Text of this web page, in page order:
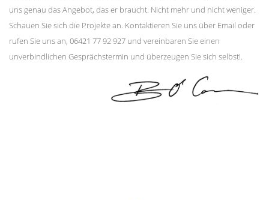
uns genau das Angebot, das er braucht. Nicht mehr und nicht weniger.
Schauen Sie sich die Projekte an. Kontaktieren Sie uns über Email oder
rufen Sie uns an, 06421 77 92 927 und vereinbaren Sie einen
unverbindlichen Gesprächstermin und überzeugen Sie sich selbst!.